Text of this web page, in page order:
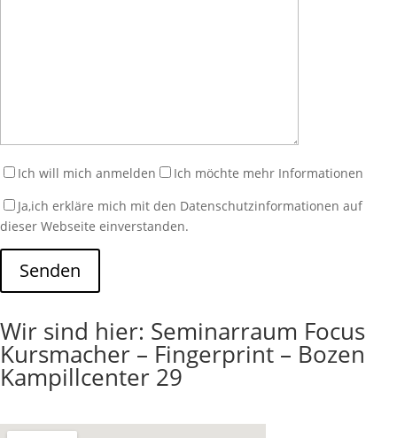
Ich will mich anmelden
Ich möchte mehr Informationen
Ja,ich erkläre mich mit den Datenschutzinformationen auf
dieser Webseite einverstanden.
Senden
Wir sind hier: Seminarraum Focus
Kursmacher – Fingerprint – Bozen
Kampillcenter 29